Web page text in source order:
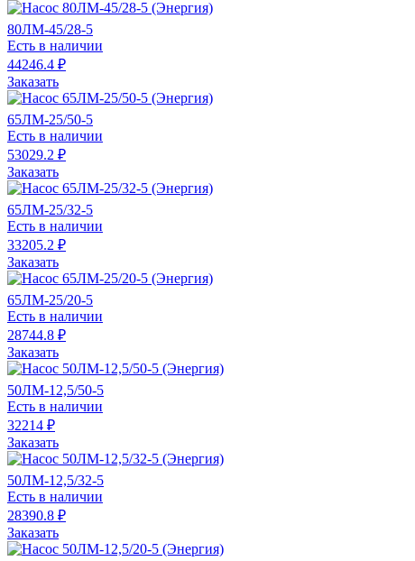
80ЛМ-45/28-5
Есть в наличии
44246.4 ₽
Заказать
65ЛМ-25/50-5
Есть в наличии
53029.2 ₽
Заказать
65ЛМ-25/32-5
Есть в наличии
33205.2 ₽
Заказать
65ЛМ-25/20-5
Есть в наличии
28744.8 ₽
Заказать
50ЛМ-12,5/50-5
Есть в наличии
32214 ₽
Заказать
50ЛМ-12,5/32-5
Есть в наличии
28390.8 ₽
Заказать